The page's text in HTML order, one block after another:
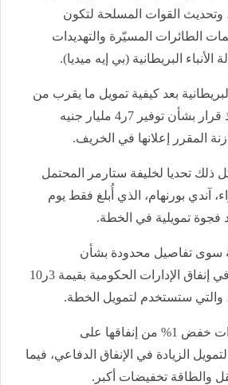
وتحديث القوات المسلحة لتكون
الطائرات المسيّرة والتهديدات
البريطانية (بي إيه ميديا).
بعد كيفية تمويل ما يقرب من
ثلث الخطة، إذ سيُتخذ قرار بشأن توفير 7ر4 مليار جنيه
المقرر إعلانها في الخريف.
ذلك تحديا لخليفة ستارمر المحتمل
آندي بورنهام، الذي أُبلغ فقط يوم
فجوة تمويلية في الخطة.
سوى تفاصيل محدودة بشأن
التخفيضات المتبقية في إنفاق الإدارات الحكومية بقيمة 3ر10
والتي ستستخدم لتمويل الخطة.
وسيتعين على الوزارات خفض 1% من إنفاقها على
الزيادة في الإنفاق الدفاعي، فيما
والطاقة تخفيضات أكبر.